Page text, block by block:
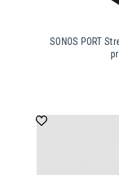
SONOS PORT